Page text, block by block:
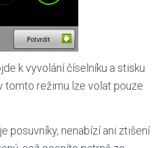
k vyvolání číselníku a stisku
tomto režimu lze volat pouze
posuvníky, nenabízí ani ztišení